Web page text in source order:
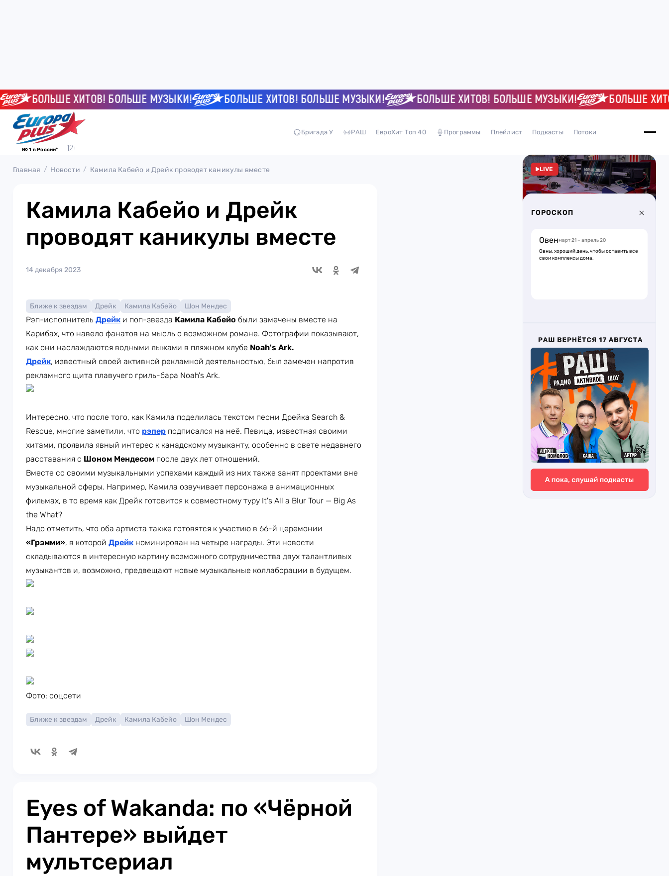
БОЛЬШЕ ХИТОВ! БОЛЬШЕ МУЗЫКИ! БОЛЬШЕ ХИТОВ! БОЛЬШЕ МУЗЫКИ! БОЛЬШЕ ХИТОВ! БОЛЬШЕ МУЗЫКИ! БОЛЬШЕ ХИТОВ!
№ 1 в России*
Бригада У РАШ ЕвроХит Топ 40 Программы Плейлист Подкасты Потоки
Главная Новости Камила Кабейо и Дрейк проводят каникулы вместе
Камила Кабейо и Дрейк
проводят каникулы вместе
14 декабря 2023
Ближе к звездам Дрейк Камила Кабейо Шон Мендес
Рэп-исполнитель Дрейк и поп-звезда Камила Кабейо были замечены вместе на
Карибах, что навело фанатов на мысль о возможном романе. Фотографии показывают,
как они наслаждаются водными лыжами в пляжном клубе Noah's Ark.
Дрейк, известный своей активной рекламной деятельностью, был замечен напротив
рекламного щита плавучего гриль-бара Noah's Ark.
Интересно, что после того, как Камила поделилась текстом песни Дрейка Search &
Rescue, многие заметили, что рэпер подписался на неё. Певица, известная своими
хитами, проявила явный интерес к канадскому музыканту, особенно в свете недавнего
расставания с Шоном Мендесом после двух лет отношений.
Вместе со своими музыкальными успехами каждый из них также занят проектами вне
музыкальной сферы. Например, Камила озвучивает персонажа в анимационных
фильмах, в то время как Дрейк готовится к совместному туру It's All a Blur Tour — Big As
the What?
Надо отметить, что оба артиста также готовятся к участию в 66-й церемонии
«Грэмми», в которой Дрейк номинирован на четыре награды. Эти новости
складываются в интересную картину возможного сотрудничества двух талантливых
музыкантов и, возможно, предвещают новые музыкальные коллаборации в будущем.
Фото: соцсети
Ближе к звездам Дрейк Камила Кабейо Шон Мендес
Eyes of Wakanda: по «Чёрной
Пантере» выйдет
мультсериал
LIVE
ГОРОСКОП
Овенмарт 21 – апрель 20
Овны, хороший день, чтобы оставить все
свои комплексы дома.